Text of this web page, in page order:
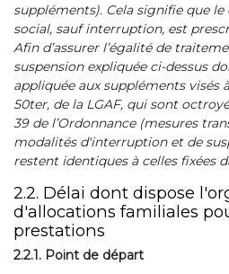
suppléments). Cela signifie que
social, sauf interruption, est
Afin d’assurer l’égalité de
suspension expliquée ci-dessus
appliquée aux suppléments visés
50ter, de la LGAF, qui sont
39 de l’Ordonnance (mesures
modalités d'interruption et de
restent identiques à celles fixées
2.2. Délai dont dispose
d'allocations familiales
prestations
2.2.1. Point de départ